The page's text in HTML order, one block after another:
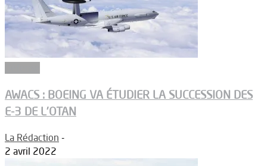
AWACS : BOEING VA ÉTUDIER LA SUCCESSION DES
E-3 DE L’OTAN
La Rédaction -
2 avril 2022